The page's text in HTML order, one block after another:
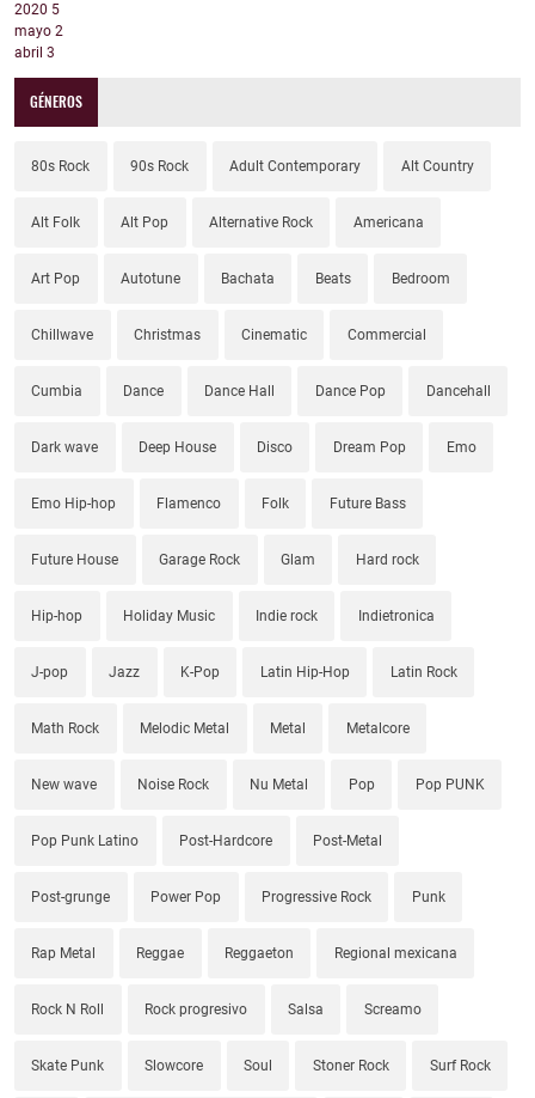
2020 5
mayo 2
abril 3
GÉNEROS
80s Rock 90s Rock Adult Contemporary Alt Country
Alt Folk Alt Pop Alternative Rock Americana
Art Pop Autotune Bachata Beats Bedroom
Chillwave Christmas Cinematic Commercial
Cumbia Dance Dance Hall Dance Pop Dancehall
Dark wave Deep House Disco Dream Pop Emo
Emo Hip-hop Flamenco Folk Future Bass
Future House Garage Rock Glam Hard rock
Hip-hop Holiday Music Indie rock Indietronica
J-pop Jazz K-Pop Latin Hip-Hop Latin Rock
Math Rock Melodic Metal Metal Metalcore
New wave Noise Rock Nu Metal Pop Pop PUNK
Pop Punk Latino Post-Hardcore Post-Metal
Post-grunge Power Pop Progressive Rock Punk
Rap Metal Reggae Reggaeton Regional mexicana
Rock N Roll Rock progresivo Salsa Screamo
Skate Punk Slowcore Soul Stoner Rock Surf Rock